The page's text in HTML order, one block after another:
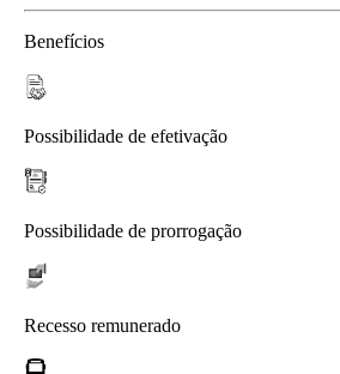
Benefícios
Possibilidade de efetivação
Possibilidade de prorrogação
Recesso remunerado